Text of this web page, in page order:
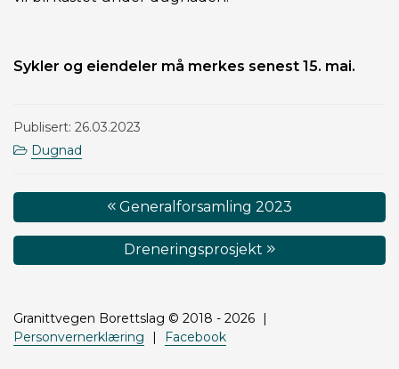
Sykler og eiendeler må merkes senest 15. mai.
Publisert: 26.03.2023
Dugnad
Innleggsnavigasjon
Generalforsamling 2023
Dreneringsprosjekt
Granittvegen Borettslag © 2018 - 2026
Personvernerklæring
Facebook